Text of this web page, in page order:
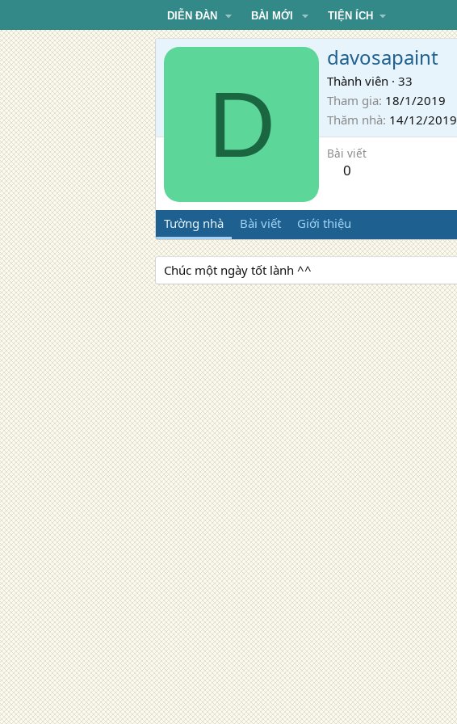
DIỄN ĐÀN BÀI MỚI TIỆN ÍCH
D
davosapaint
Thành viên · 33
Tham gia 18/1/2019
Thăm nhà 14/12/2019
Bài viết
0
Tường nhà Bài viết Giới thiệu
Chúc một ngày tốt lành ^^